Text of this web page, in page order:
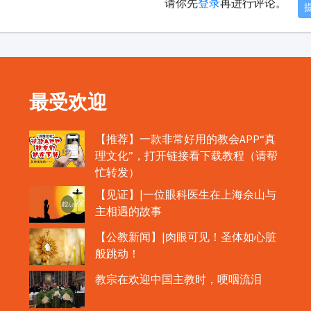
最受欢迎
【推荐】一款非常好用的教会APP“真
理文化”，打开链接看下载教程（请帮
忙转发）
【见证】|一位眼科医生在上海佘山与
主相遇的故事
【公教新闻】|肉眼可见！圣体如心脏
般跳动！
教宗在欢迎中国主教时，哽咽流泪